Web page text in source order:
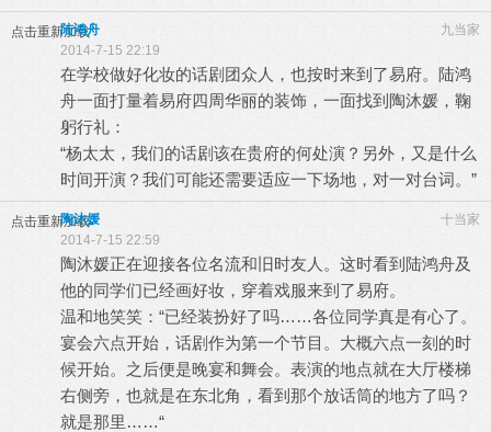
点击重新加载 九当家
陆鸿舟
2014-7-15 22:19
在学校做好化妆的话剧团众人，也按时来到了易府。陆鸿
舟一面打量着易府四周华丽的装饰，一面找到陶沐媛，鞠
躬行礼：
“杨太太，我们的话剧该在贵府的何处演？另外，又是什么
时间开演？我们可能还需要适应一下场地，对一对台词。”
点击重新加载 十当家
陶沐媛
2014-7-15 22:59
陶沐媛正在迎接各位名流和旧时友人。这时看到陆鸿舟及
他的同学们已经画好妆，穿着戏服来到了易府。
温和地笑笑：“已经装扮好了吗……各位同学真是有心了。
宴会六点开始，话剧作为第一个节目。大概六点一刻的时
候开始。之后便是晚宴和舞会。表演的地点就在大厅楼梯
右侧旁，也就是在东北角，看到那个放话筒的地方了吗？
就是那里……“